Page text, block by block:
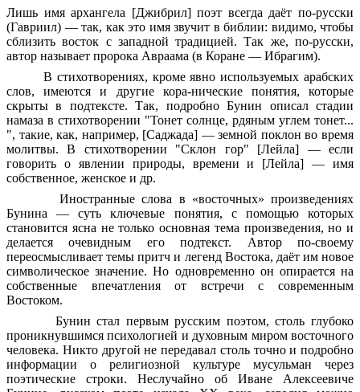
Лишь имя архангела [Джибрил] поэт всегда даёт по-русски
(Гавриил) — так, как это имя звучит в библии: видимо, чтобы
сблизить восток с западной традицией. Так же, по-русски,
автор называет пророка Авраама (в Коране — Ибрагим).
В стихотворениях, кроме явно используемых арабских
слов, имеются и другие кора-нические понятия, которые
скрыты в подтексте. Так, подробно Бунин описал стадии
намаза в стихотворении "Тонет солнце, рдяным углем тонет...
", такие, как, например, [Саджада] — земной поклон во время
молитвы. В стихотворении "Склон гор" [Лейла] — если
говорить о явлении природы, времени и [Лейла] — имя
собственное, женское и др.
Иностранные слова в «восточных» произведениях
Бунина — суть ключевые понятия, с помощью которых
становится ясна не только основная тема произведения, но и
делается очевидным его подтекст. Автор по-своему
переосмысливает темы притч и легенд Востока, даёт им новое
символическое значение. Но одновременно он опирается на
собственные впечатления от встречи с современным
Востоком.
Бунин стал первым русским поэтом, столь глубоко
проникнувшимся психологией и духовным миром восточного
человека. Никто другой не передавал столь точно и подробно
информации о религиозной культуре мусульман через
поэтические строки. Неслучайно об Иване Алексеевиче